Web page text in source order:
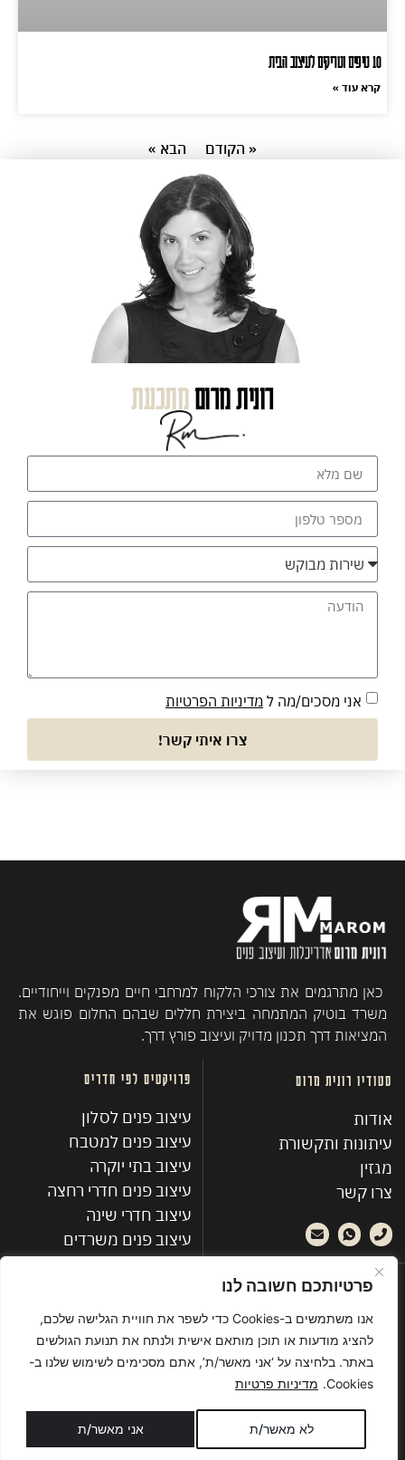
פרטיותכם חשובה לנו
אנו משתמשים ב-Cookies כדי לשפר את חוויית הגלישה שלכם,
להציג מודעות או תוכן מותאם אישית ולנתח את תנועת הגולשים
באתר. בלחיצה על ‘אני מאשר/ת’, אתם מסכימים לשימוש שלנו ב-
Cookies. מדיניות פרטיות
לא מאשר/ת אני מאשר/ת
10 טיפים וטריקים לעיצוב הבית
קרא עוד »
« הקודם הבא »
רונית מרוםמתכננת
אני מסכים/מה ל מדיניות הפרטיות
צרו איתי קשר!
כאן מתרגמים את צורכי הלקוח למרחבי חיים מפנקים וייחודיים.
משרד בוטיק המתמחה ביצירת חללים שבהם החלום פוגש את
המציאות דרך תכנון מדויק ועיצוב פורץ דרך.
סטודיו רונית מרום
אודות
עיתונות ותקשורת
מגזין
צרו קשר
פרויקטים לפי חדרים
עיצוב פנים לסלון
עיצוב פנים למטבח
עיצוב בתי יוקרה
עיצוב פנים חדרי רחצה
עיצוב חדרי שינה
עיצוב פנים משרדים
פרויקטים אחרונים
פנהטאוז מינימליסטי ברמת השרון
עיצוב בית קיץ - חוף מציצים
עיצוב דירה בגבעתיים
דירת מגורים בתל אביב
עיצוב דירה בתל אביב - ים פנורמי